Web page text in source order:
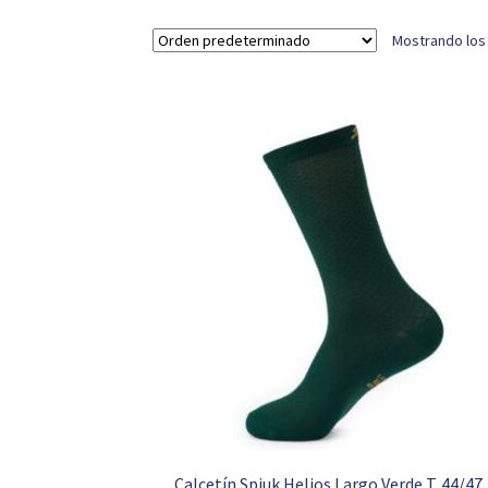
Mostrando